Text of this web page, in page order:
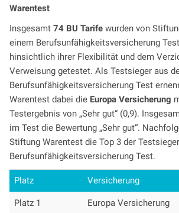
Warentest
Insgesamt 74 BU Tarifewurden von
einem Berufsunfähigkeitsversicherung
hinsichtlich ihrer Flexibilität und dem
Verweisung getestet. Als Testsieger aus
Berufsunfähigkeitsversicherung Test
Warentest dabei die Europa Versicherung
Testergebnis von „Sehr gut“ (0,9).
im Test die Bewertung „Sehr gut“.
Stiftung Warentest die Top 3 der
Berufsunfähigkeitsversicherung Test.
Platz Versicherung
Platz 1 Europa Versicherung